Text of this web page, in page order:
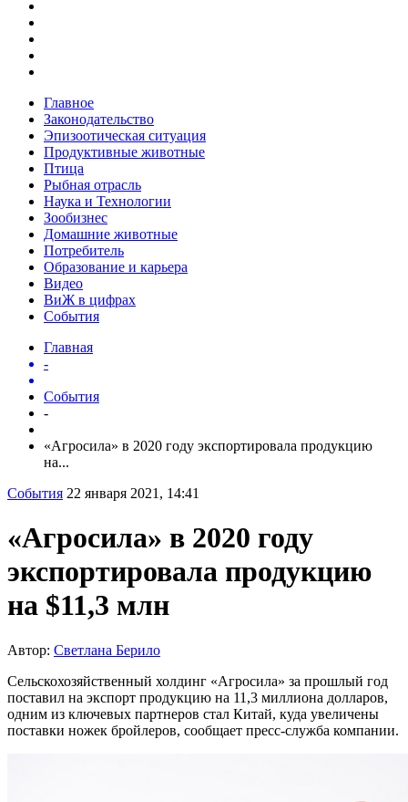
Главное
Законодательство
Эпизоотическая ситуация
Продуктивные животные
Птица
Рыбная отрасль
Наука и Технологии
Зообизнес
Домашние животные
Потребитель
Образование и карьера
Видео
ВиЖ в цифрах
События
Главная
-
События
-
«Агросила» в 2020 году экспортировала продукцию
на...
События 22 января 2021, 14:41
«Агросила» в 2020 году
экспортировала продукцию
на $11,3 млн
Автор: Светлана Берило
Сельскохозяйственный холдинг «Агросила» за прошлый год
поставил на экспорт продукцию на 11,3 миллиона долларов,
одним из ключевых партнеров стал Китай, куда увеличены
поставки ножек бройлеров, сообщает пресс-служба компании.